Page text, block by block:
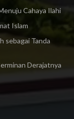
Cahaya Ilahi
Islam
sebagai Tanda
Derajatnya